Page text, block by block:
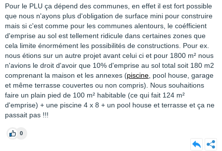
Pour le PLU ça dépend des communes, en effet il est fort possible
que nous n'ayons plus d'obligation de surface mini pour construire
mais si c'est comme pour les communes alentours, le coéfficient
d'emprise au sol est tellement ridicule dans certaines zones que
cela limite énormément les possibilités de constructions. Pour ex.
nous étions sur un autre projet avant celui ci et pour 1800 m² nous
n'avions le droit d'avoir que 10% d'emprise au sol total soit 180 m2
comprenant la maison et les annexes (piscine , pool house, garage
et même terrasse couvertes ou non compris). Nous souhaitions
faire un plain pied de 100 m² habitable (ce qui fait 124 m²
d'emprise) + une piscine 4 x 8 + un pool house et terrasse et ça ne
passait pas !!!
0